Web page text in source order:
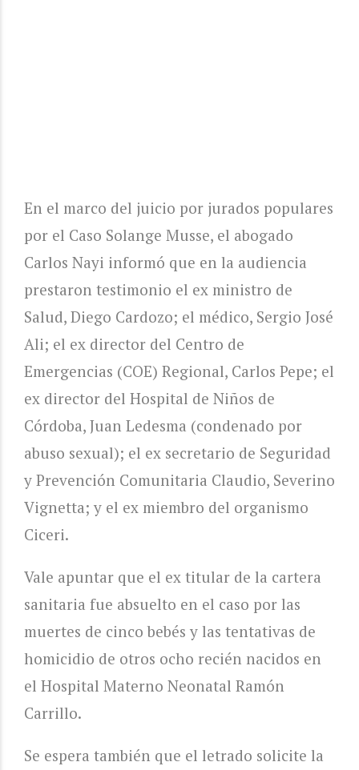
En el marco del juicio por jurados populares
por el Caso Solange Musse, el abogado
Carlos Nayi informó que en la audiencia
prestaron testimonio el ex ministro de
Salud, Diego Cardozo; el médico, Sergio José
Ali; el ex director del Centro de
Emergencias (COE) Regional, Carlos Pepe; el
ex director del Hospital de Niños de
Córdoba, Juan Ledesma (condenado por
abuso sexual); el ex secretario de Seguridad
y Prevención Comunitaria Claudio, Severino
Vignetta; y el ex miembro del organismo
Ciceri.
Vale apuntar que el ex titular de la cartera
sanitaria fue absuelto en el caso por las
muertes de cinco bebés y las tentativas de
homicidio de otros ocho recién nacidos en
el Hospital Materno Neonatal Ramón
Carrillo.
Se espera también que el letrado solicite la